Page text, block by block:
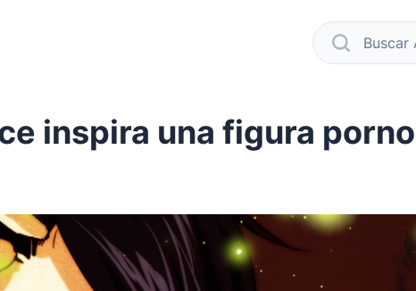
buscar
oscuro
inspira una figura porno